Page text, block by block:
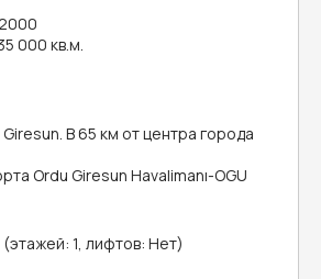
000 кв.м.
В 65 км от центра города
Ordu Giresun Havalimanı-OGU
(этажей: 1, лифтов: Нет)